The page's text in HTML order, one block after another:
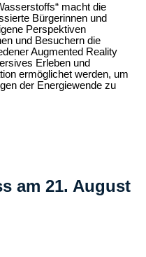
macht die
Bürgerinnen und
Per­spektiven
und Besuchern die
Augmented Reality
Erleben und
ermöglichet werden, um
der Energiewende zu
am 21. August